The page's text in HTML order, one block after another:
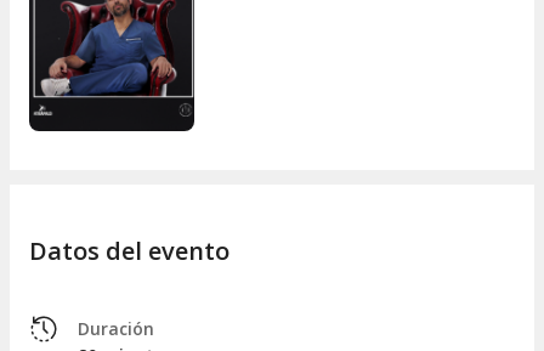
Datos del evento
Duración